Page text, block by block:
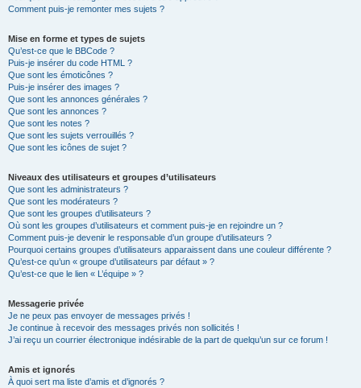
Comment puis-je remonter mes sujets ?
Mise en forme et types de sujets
Qu’est-ce que le BBCode ?
Puis-je insérer du code HTML ?
Que sont les émoticônes ?
Puis-je insérer des images ?
Que sont les annonces générales ?
Que sont les annonces ?
Que sont les notes ?
Que sont les sujets verrouillés ?
Que sont les icônes de sujet ?
Niveaux des utilisateurs et groupes d’utilisateurs
Que sont les administrateurs ?
Que sont les modérateurs ?
Que sont les groupes d’utilisateurs ?
Où sont les groupes d’utilisateurs et comment puis-je en rejoindre un ?
Comment puis-je devenir le responsable d’un groupe d’utilisateurs ?
Pourquoi certains groupes d’utilisateurs apparaissent dans une couleur différente ?
Qu’est-ce qu’un « groupe d’utilisateurs par défaut » ?
Qu’est-ce que le lien « L’équipe » ?
Messagerie privée
Je ne peux pas envoyer de messages privés !
Je continue à recevoir des messages privés non sollicités !
J’ai reçu un courrier électronique indésirable de la part de quelqu’un sur ce forum !
Amis et ignorés
À quoi sert ma liste d’amis et d’ignorés ?